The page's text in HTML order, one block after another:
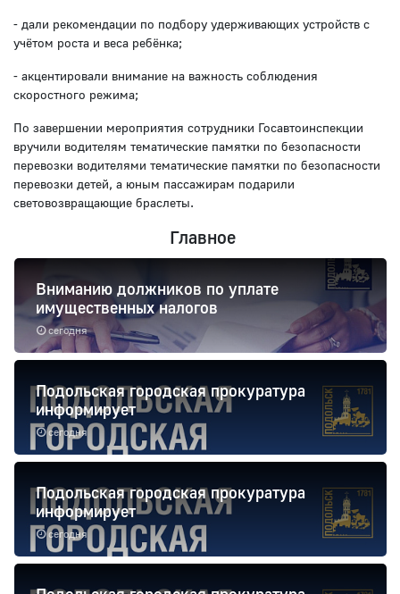
- дали рекомендации по подбору удерживающих устройств с
учётом роста и веса ребёнка;
- акцентировали внимание на важность соблюдения
скоростного режима;
По завершении мероприятия сотрудники Госавтоинспекции
вручили водителям тематические памятки по безопасности
перевозки водителями тематические памятки по безопасности
перевозки детей, а юным пассажирам подарили
световозвращающие браслеты.
Главное
сегодня
Вниманию должников по уплате
имущественных налогов
сегодня
Подольская городская прокуратура
информирует
сегодня
Подольская городская прокуратура
информирует